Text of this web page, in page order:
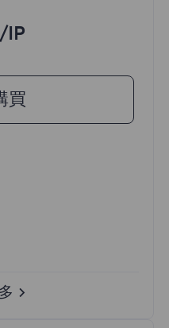
/IP
買